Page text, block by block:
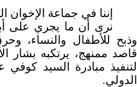
إننا في جماعة
نرى أن ما يجري على
وذبح للأطفال والنساء،
قاصد ممنهج، يرتكبه بشار
لتنفيذ مبادرة السيد كوفي
الدولي.